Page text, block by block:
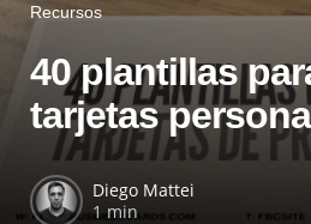
Recursos
40 plantillas
tarjetas
Diego Mattei
1 min